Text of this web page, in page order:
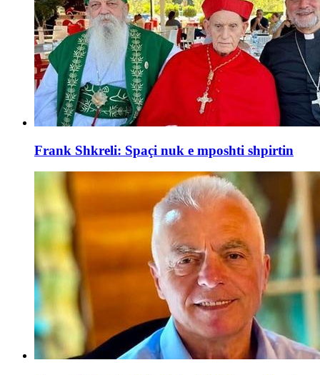
Frank Shkreli: Spaçi nuk e mposhti shpirtin